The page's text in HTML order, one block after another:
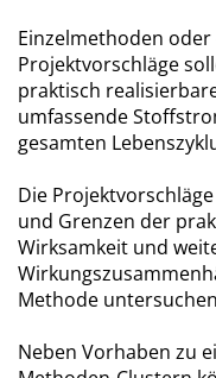
Einzelmethoden
Projektvorschläge
praktisch
umfassende
gesamten
Die
und Grenzen der
Wirksamkeit und
Methode
Neben Vorhaben zu